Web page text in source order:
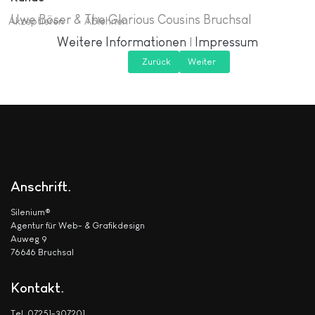
Uwe Böser & The Glorious Cousins Bruchsal
Zurück Weiter
Anschrift
Silenium®
Agentur für Web- & Grafikdesign
Auweg 9
76646 Bruchsal
Kontakt
Akzeptieren Ablehnen
Weitere Informationen Impressum